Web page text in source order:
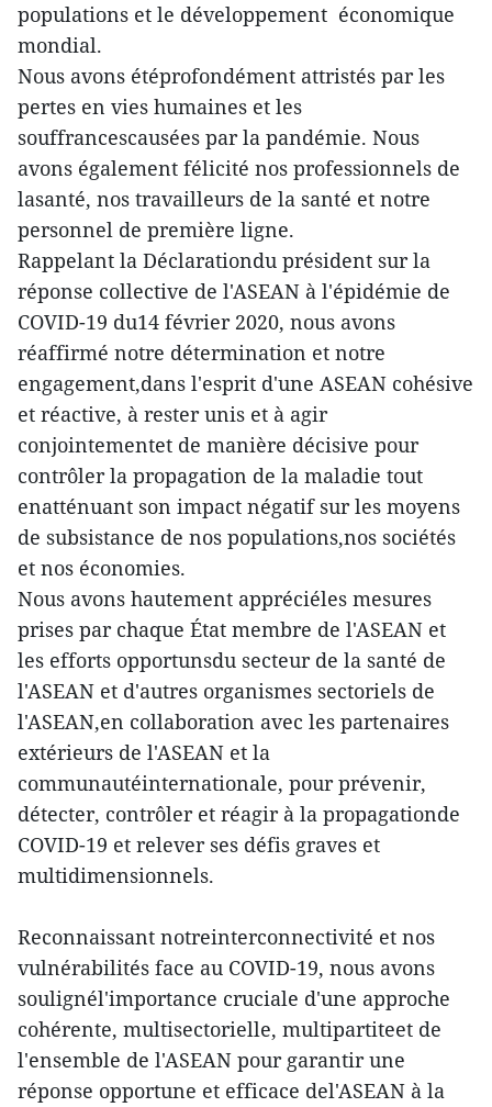
populations et le développement économique
mondial.
Nous avons étéprofondément attristés par les
pertes en vies humaines et les
souffrancescausées par la pandémie. Nous
avons également félicité nos professionnels de
lasanté, nos travailleurs de la santé et notre
personnel de première ligne.
Rappelant la Déclarationdu président sur la
réponse collective de l'ASEAN à l'épidémie de
COVID-19 du14 février 2020, nous avons
réaffirmé notre détermination et notre
engagement,dans l'esprit d'une ASEAN cohésive
et réactive, à rester unis et à agir
conjointementet de manière décisive pour
contrôler la propagation de la maladie tout
enatténuant son impact négatif sur les moyens
de subsistance de nos populations,nos sociétés
et nos économies.
Nous avons hautement appréciéles mesures
prises par chaque État membre de l'ASEAN et
les efforts opportunsdu secteur de la santé de
l'ASEAN et d'autres organismes sectoriels de
l'ASEAN,en collaboration avec les partenaires
extérieurs de l'ASEAN et la
communautéinternationale, pour prévenir,
détecter, contrôler et réagir à la propagationde
COVID-19 et relever ses défis graves et
multidimensionnels.
Reconnaissant notreinterconnectivité et nos
vulnérabilités face au COVID-19, nous avons
soulignél'importance cruciale d'une approche
cohérente, multisectorielle, multipartiteet de
l'ensemble de l'ASEAN pour garantir une
réponse opportune et efficace del'ASEAN à la